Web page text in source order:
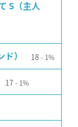
S（主人
） 18 1%
17 1%